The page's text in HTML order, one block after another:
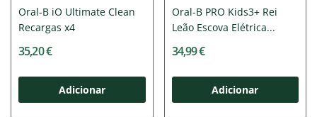
Oral-B iO Ultimate Clean
Recargas x4
35,20 €
Adicionar
Oral-B PRO Kids3+ Rei
Leão Escova Elétrica...
34,99 €
Adicionar